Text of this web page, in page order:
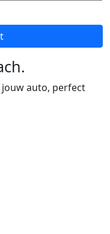
.
jouw auto, perfect